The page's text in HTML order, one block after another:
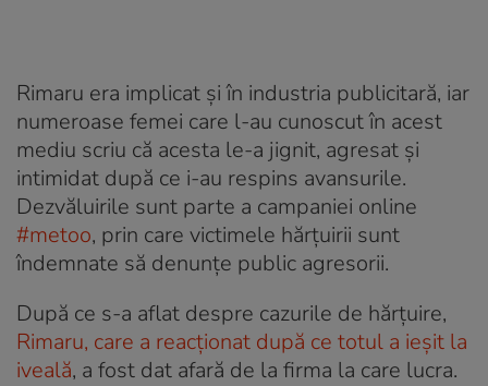
Rimaru era implicat și în industria publicitară, iar
numeroase femei care l-au cunoscut în acest
mediu scriu că acesta le-a jignit, agresat și
intimidat după ce i-au respins avansurile.
Dezvăluirile sunt parte a campaniei online
#metoo, prin care victimele hărțuirii sunt
îndemnate să denunțe public agresorii.
După ce s-a aflat despre cazurile de hărțuire,
Rimaru, care a reacționat după ce totul a ieșit la
iveală, a fost dat afară de la firma la care lucra.